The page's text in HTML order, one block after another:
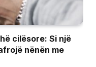
cilësore: Si një
nënën me